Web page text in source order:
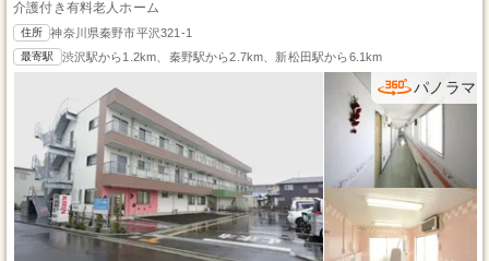
介護付き有料老人ホーム
住所 神奈川県秦野市平沢321-1
最寄駅 渋沢駅から1.2km、秦野駅から2.7km、新松田駅から6.1km
パノラマ